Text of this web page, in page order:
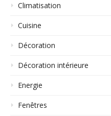
Climatisation
Cuisine
Décoration
Décoration intérieure
Energie
Fenêtres